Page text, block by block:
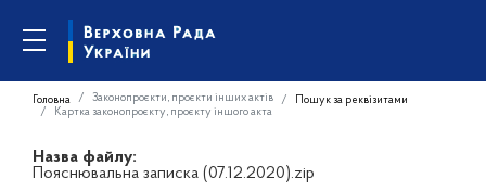
Головна Законопроєкти, проєкти інших актів
Пошук за реквізитами
Картка законопроєкту, проєкту іншого акта
Назва файлу:
Пояснювальна записка (07.12.2020).zip